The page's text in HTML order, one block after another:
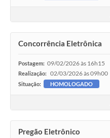
Concorrência Eletrônica
Postagem: 09/02/2026 às 16h15
Realização: 02/03/2026 às 09h00
Situação: HOMOLOGADO
Pregão Eletrônico